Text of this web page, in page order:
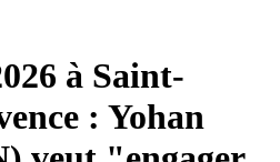
à Saint-
: Yohan